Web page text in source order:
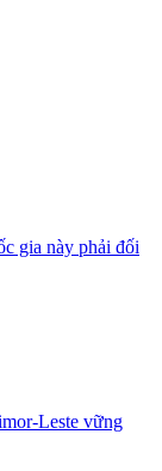
gia này phải đối
Leste vững